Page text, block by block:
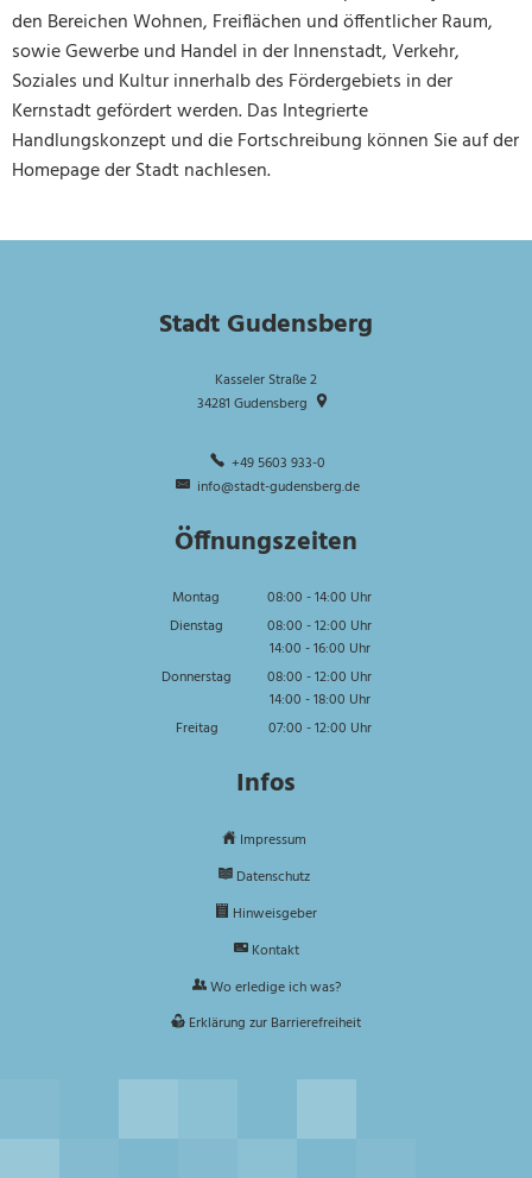
den Bereichen Wohnen, Freiflächen und öffentlicher Raum,
sowie Gewerbe und Handel in der Innenstadt, Verkehr,
Soziales und Kultur innerhalb des Fördergebiets in der
Kernstadt gefördert werden. Das Integrierte
Handlungskonzept und die Fortschreibung können Sie auf der
Homepage der Stadt nachlesen.
Stadt Gudensberg
Kasseler Straße 2
34281 Gudensberg
+49 5603 933-0
info@stadt-gudensberg.de
Öffnungszeiten
Montag 08:00 -14:00 Uhr
Von 08:00 bis 14:00 Uhr
Dienstag 08:00 -12:00 Uhr
Von 08:00 bis 12:00 Uhr
14:00 -16:00 Uhr
Von 14:00 bis 16:00 Uhr
Donnerstag 08:00 -12:00 Uhr
Von 08:00 bis 12:00 Uhr
14:00 -18:00 Uhr
Von 14:00 bis 18:00 Uhr
Freitag 07:00 -12:00 Uhr
Infos
Impressum
Datenschutz
Hinweisgeber
Kontakt
Wo erledige ich was?
Erklärung zur Barrierefreiheit